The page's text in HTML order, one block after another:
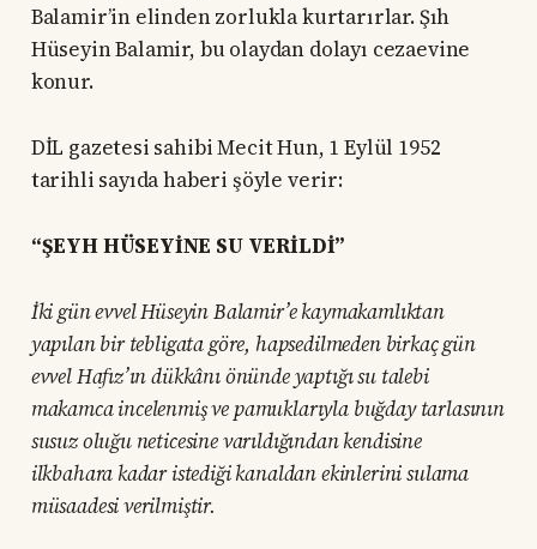
Balamir’in elinden zorlukla kurtarırlar. Şıh
Hüseyin Balamir, bu olaydan dolayı cezaevine
konur.
DİL gazetesi sahibi Mecit Hun, 1 Eylül 1952
tarihli sayıda haberi şöyle verir:
“ŞEYH HÜSEYİNE SU VERİLDİ”
İki gün evvel Hüseyin Balamir’e kaymakamlıktan
yapılan bir tebligata göre, hapsedilmeden birkaç gün
evvel Hafız’ın dükkânı önünde yaptığı su talebi
makamca incelenmiş ve pamuklarıyla buğday tarlasının
susuz oluğu neticesine varıldığından kendisine
ilkbahara kadar istediği kanaldan ekinlerini sulama
müsaadesi verilmiştir.